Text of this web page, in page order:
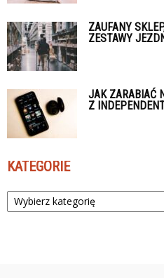
ZAUFANY
ZESTAWY
JAK ZARABIAĆ
Z
KATEGORIE
Kategorie